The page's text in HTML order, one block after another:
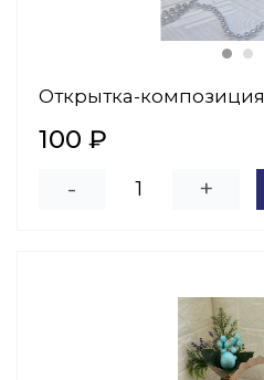
Открытка-композиция
100 ₽
-
+